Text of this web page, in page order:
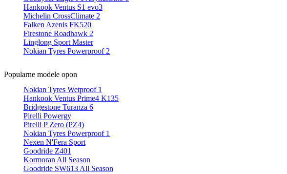
Hankook Ventus S1 evo3
Michelin CrossClimate 2
Falken Azenis FK520
Firestone Roadhawk 2
Linglong Sport Master
Nokian Tyres Powerproof 2
Popularne modele opon
Nokian Tyres Wetproof 1
Hankook Ventus Prime4 K135
Bridgestone Turanza 6
Pirelli Powergy
Pirelli P Zero (PZ4)
Nokian Tyres Powerproof 1
Nexen N'Fera Sport
Goodride Z401
Kormoran All Season
Goodride SW613 All Season